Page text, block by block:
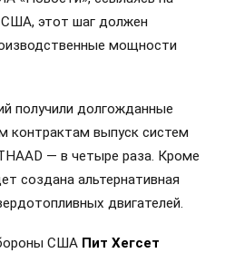
этот шаг должен
мощности
получили долгожданные
контрактам выпуск систем
— в четыре раза. Кроме
создана альтернативная
двигателей.
США Пит Хегсет